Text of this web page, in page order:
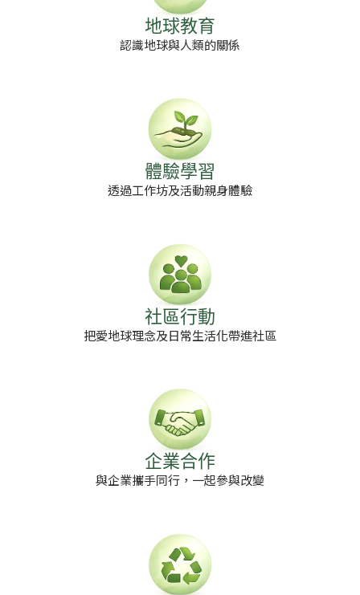
地球教育
認識地球與人類的關係
體驗學習
透過工作坊及活動親身體驗
社區行動
把愛地球理念及日常生活化帶進社區
企業合作
與企業攜手同行，一起參與改變